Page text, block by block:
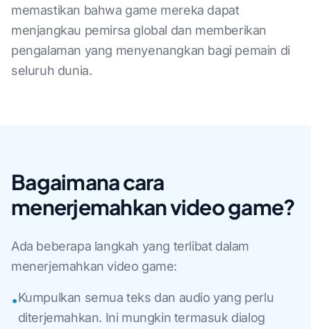
memastikan bahwa game mereka dapat
menjangkau pemirsa global dan memberikan
pengalaman yang menyenangkan bagi pemain di
seluruh dunia.
Bagaimana cara
menerjemahkan video game?
Ada beberapa langkah yang terlibat dalam
menerjemahkan video game:
•Kumpulkan semua teks dan audio yang perlu
diterjemahkan. Ini mungkin termasuk dialog